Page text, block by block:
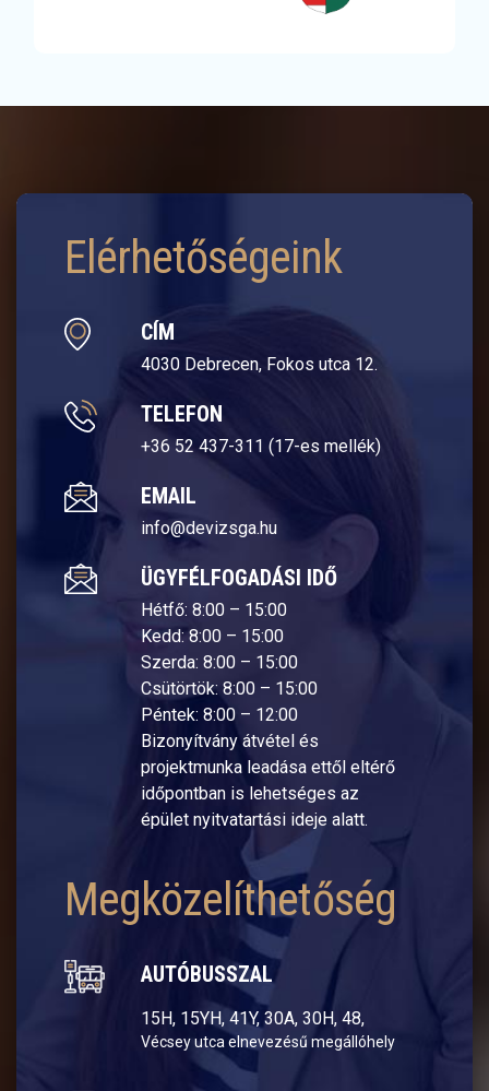
Elérhetőségeink
CÍM
4030 Debrecen, Fokos utca 12.
TELEFON
+36 52 437-311 (17-es mellék)
EMAIL
info@devizsga.hu
ÜGYFÉLFOGADÁSI IDŐ
Hétfő: 8:00 – 15:00
Kedd: 8:00 – 15:00
Szerda: 8:00 – 15:00
Csütörtök: 8:00 – 15:00
Péntek: 8:00 – 12:00
Bizonyítvány átvétel és
projektmunka leadása ettől eltérő
időpontban is lehetséges az
épület nyitvatartási ideje alatt.
Megközelíthetőség
AUTÓBUSSZAL
15H, 15YH, 41Y, 30A, 30H, 48,
Vécsey utca elnevezésű megállóhely